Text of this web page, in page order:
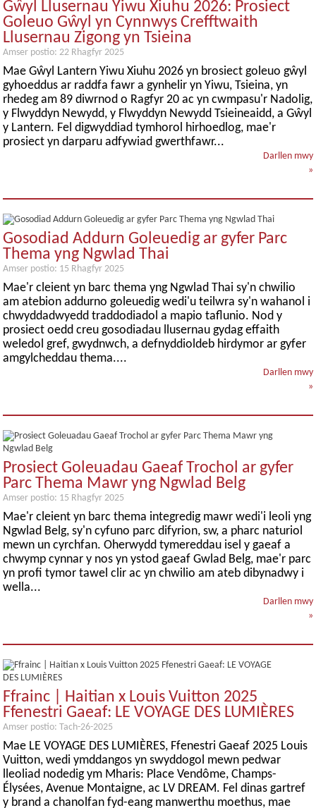
Gŵyl Llusernau Yiwu Xiuhu 2026: Prosiect
Goleuo Gŵyl yn Cynnwys Crefftwaith
Llusernau Zigong yn Tsieina
Amser postio: 22 Rhagfyr 2025
Mae Gŵyl Lantern Yiwu Xiuhu 2026 yn brosiect goleuo gŵyl
gyhoeddus ar raddfa fawr a gynhelir yn Yiwu, Tsieina, yn
rhedeg am 89 diwrnod o Ragfyr 20 ac yn cwmpasu'r Nadolig,
y Flwyddyn Newydd, y Flwyddyn Newydd Tsieineaidd, a Gŵyl
y Lantern. Fel digwyddiad tymhorol hirhoedlog, mae'r
prosiect yn darparu adfywiad gwerthfawr...
Darllen mwy
»
Gosodiad Addurn Goleuedig ar gyfer Parc
Thema yng Ngwlad Thai
Amser postio: 15 Rhagfyr 2025
Mae'r cleient yn barc thema yng Ngwlad Thai sy'n chwilio
am atebion addurno goleuedig wedi'u teilwra sy'n wahanol i
chwyddadwyedd traddodiadol a mapio taflunio. Nod y
prosiect oedd creu gosodiadau llusernau gydag effaith
weledol gref, gwydnwch, a defnyddioldeb hirdymor ar gyfer
amgylcheddau thema....
Darllen mwy
»
Prosiect Goleuadau Gaeaf Trochol ar gyfer
Parc Thema Mawr yng Ngwlad Belg
Amser postio: 15 Rhagfyr 2025
Mae'r cleient yn barc thema integredig mawr wedi'i leoli yng
Ngwlad Belg, sy'n cyfuno parc difyrion, sw, a pharc naturiol
mewn un cyrchfan. Oherwydd tymereddau isel y gaeaf a
chwymp cynnar y nos yn ystod gaeaf Gwlad Belg, mae'r parc
yn profi tymor tawel clir ac yn chwilio am ateb dibynadwy i
wella...
Darllen mwy
»
Ffrainc | Haitian x Louis Vuitton 2025
Ffenestri Gaeaf: LE VOYAGE DES LUMIÈRES
Amser postio: Tach-26-2025
Mae LE VOYAGE DES LUMIÈRES, Ffenestri Gaeaf 2025 Louis
Vuitton, wedi ymddangos yn swyddogol mewn pedwar
lleoliad nodedig ym Mharis: Place Vendôme, Champs-
Élysées, Avenue Montaigne, ac LV DREAM. Fel dinas gartref
y brand a chanolfan fyd-eang manwerthu moethus, mae